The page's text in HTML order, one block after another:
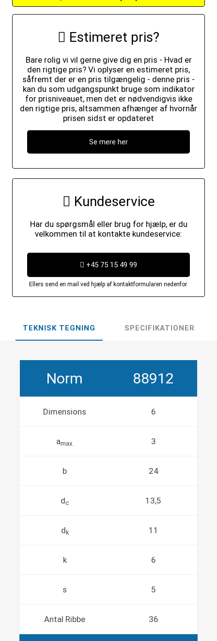
Estimeret pris?
Bare rolig vi vil gerne give dig en pris - Hvad er
den rigtige pris? Vi oplyser en estimeret pris,
såfremt der er en pris tilgængelig - denne pris -
kan du som udgangspunkt bruge som indikator
for prisniveauet, men det er nødvendigvis ikke
den rigtige pris, altsammen afhænger af hvornår
prisen sidst er opdateret
Se mere her
Kundeservice
Har du spørgsmål eller brug for hjælp, er du
velkommen til at kontakte kundeservice:
+45 75 15 49 99
Ellers send en mail ved hjælp af kontaktformularen nedenfor.
TEKNISK TEGNING SPECIFIKATIONER
Norm 88912
Dimensions 6
amax. 3
b 24
dc 13,5
d k 11
k 6
s 5
Antal Ribbe 36